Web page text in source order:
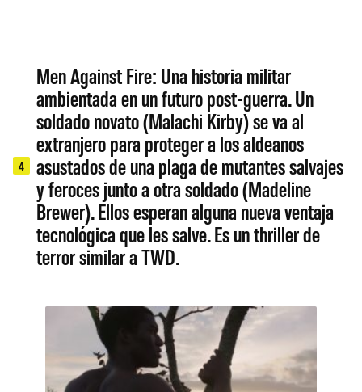
4
Men Against Fire: Una historia militar
ambientada en un futuro post-guerra. Un
soldado novato (Malachi Kirby) se va al
extranjero para proteger a los aldeanos
asustados de una plaga de mutantes salvajes
y feroces junto a otra soldado (Madeline
Brewer). Ellos esperan alguna nueva ventaja
tecnológica que les salve. Es un thriller de
terror similar a TWD.